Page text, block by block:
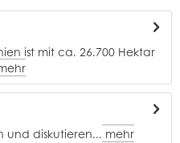
ist mit ca. 26.700 Hektar
und diskutieren... mehr